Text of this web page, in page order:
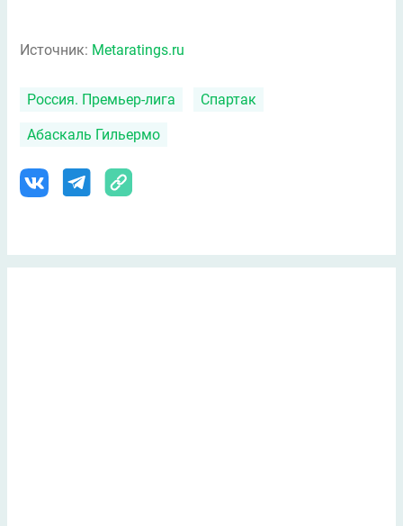
Источник: Metaratings.ru
Россия. Премьер-лига Спартак
Абаскаль Гильермо